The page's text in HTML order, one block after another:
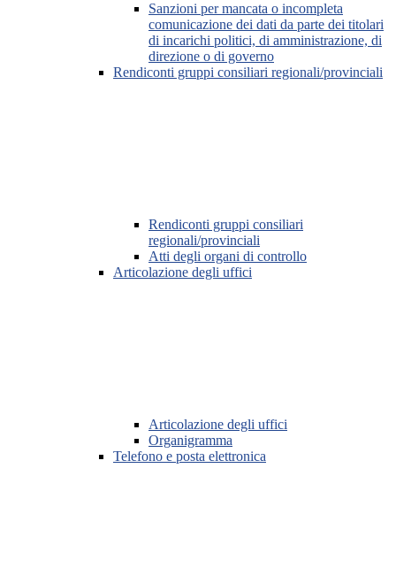
Sanzioni per mancata o incompleta
comunicazione dei dati da parte dei titolari
di incarichi politici, di amministrazione, di
direzione o di governo
Rendiconti gruppi consiliari regionali/provinciali
Rendiconti gruppi consiliari
regionali/provinciali
Atti degli organi di controllo
Articolazione degli uffici
Articolazione degli uffici
Organigramma
Telefono e posta elettronica